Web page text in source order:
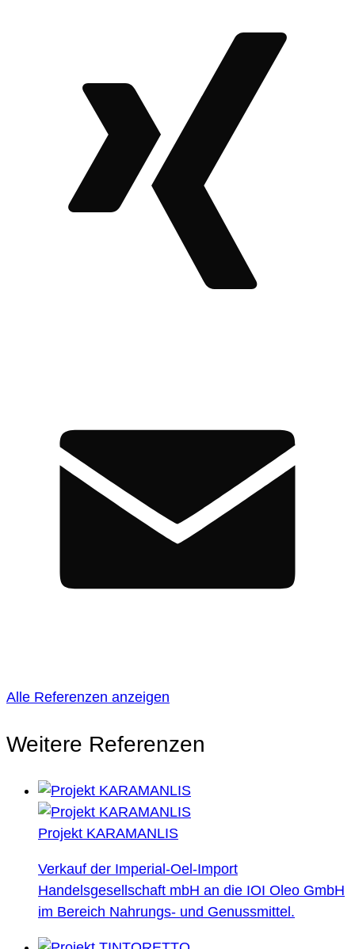
Alle Referenzen anzeigen
Weitere Referenzen
Projekt KARAMANLIS
Verkauf der Imperial-Oel-Import
Handelsgesellschaft mbH an die IOI Oleo GmbH
im Bereich Nahrungs- und Genussmittel.